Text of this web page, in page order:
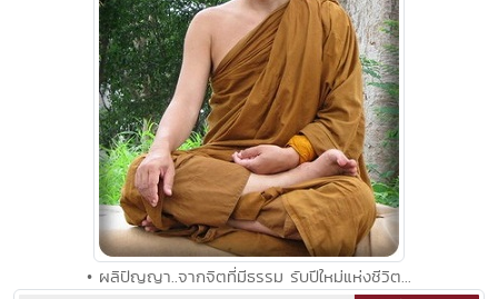
• ผลิปัญญา..จากจิตที่มีธรรม รับปีใหม่แห่งชีวิต...